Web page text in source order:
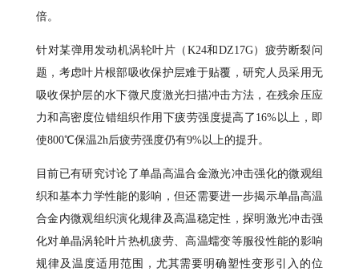
倍。
针对某弹用发动机涡轮叶片（K24和DZ17G）疲劳断裂问
题，考虑叶片根部吸收保护层难于贴覆，研究人员采用无
吸收保护层的水下微尺度激光扫描冲击方法，在残余压应
力和高密度位错组织作用下疲劳强度提高了16%以上，即
使800℃保温2h后疲劳强度仍有9%以上的提升。
目前已有研究讨论了单晶高温合金激光冲击强化的微观组
织和基本力学性能的影响，但还需要进一步揭示单晶高温
合金内微观组织演化规律及高温稳定性，探明激光冲击强
化对单晶涡轮叶片热机疲劳、高温蠕变等服役性能的影响
规律及温度适用范围，尤其需要明确塑性变形引入的位